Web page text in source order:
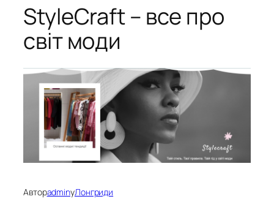
StyleCraft – все про
світ моди
АвторadminуЛонгриди